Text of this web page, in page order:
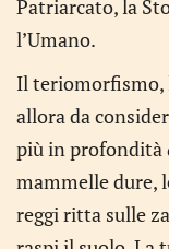
Patriarcato, la
l’Umano.
Il teriomorfismo,
allora da
più in profondità
mammelle dure,
reggi ritta sulle